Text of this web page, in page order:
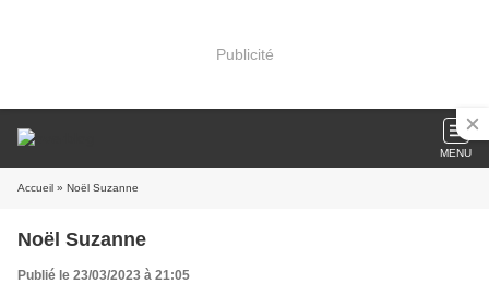
Publicité
MENU
Accueil » Noël Suzanne
Noël Suzanne
Publié le 23/03/2023 à 21:05